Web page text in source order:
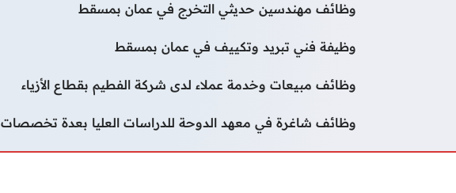
وظائف مهندسين حديثي التخرج في عمان بمسقط
وظيفة فني تبريد وتكييف في عمان بمسقط
وظائف مبيعات وخدمة عملاء لدى شركة الفطيم بقطاع الأزياء
وظائف شاغرة في معهد الدوحة للدراسات العليا بعدة تخصصات